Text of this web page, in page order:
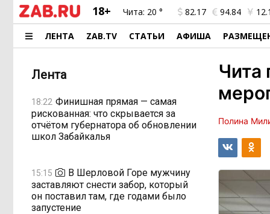
18+ Чита: 20 ° 82.17 94.84
ЛЕНТА ZAB.TV СТАТЬИ АФИША
Лента
18:22 Финишная прямая — самая
рискованная: что скрывается за
отчётом губернатора об обновлении
школ Забайкалья
15:15
В Шерловой Горе мужчину
заставляют снести забор, который
он поставил там, где годами было
запустение
Чита
Полина